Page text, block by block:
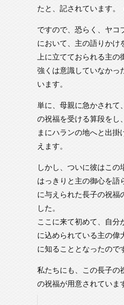
たと、記されています。
ですので、恐らく、ヤコ
において、主の語りかけ
上に立てておられる主
強くは意識していなかっ
います。
単に、母親に急かされて
の祝福を受ける算段をし
まにハランの地へと出掛
えます。
しかし、ついに彼はこの
はっきりと主の御心を語
に与えられた長子の祝福
した。
ここに来て初めて、自分
に込められている主の偉
に知ることとなったので
私たちにも、この長子の
の祝福が用意されていま